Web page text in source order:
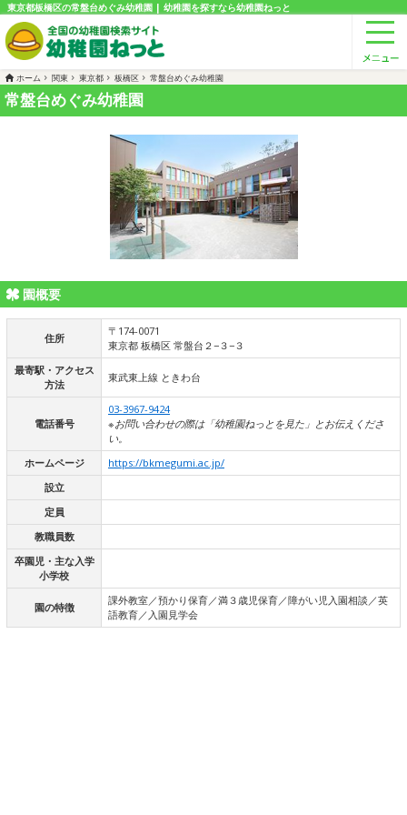
東京都板橋区の常盤台めぐみ幼稚園 | 幼稚園を探すなら幼稚園ねっと
ホーム 関東 東京都 板橋区 常盤台めぐみ幼稚園
常盤台めぐみ幼稚園
園概要
住所
〒174-0071
東京都 板橋区 常盤台２−３−３
最寄駅・アクセス
方法
東武東上線 ときわ台
電話番号
03-3967-9424
※お問い合わせの際は「幼稚園ねっとを見た」とお伝えくださ
い。
ホームページ
https://bkmegumi.ac.jp/
設立
定員
教職員数
卒園児・主な入学
小学校
園の特徴
課外教室／預かり保育／満３歳児保育／障がい児入園相談／英
語教育／入園見学会